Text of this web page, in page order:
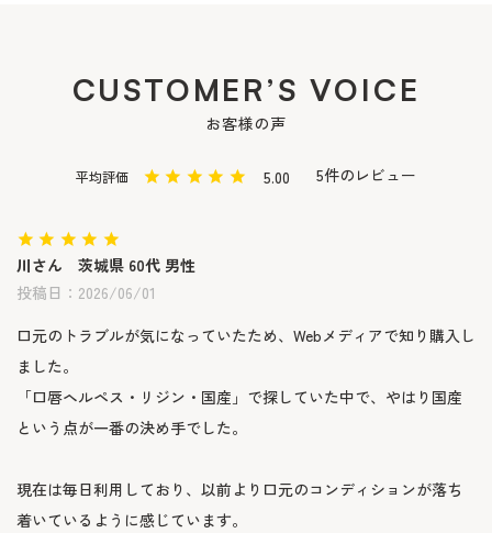
CUSTOMER’S VOICE
お客様の声
5.00 5
川 茨城県 60代 男性
投稿日
2026/06/01
口元のトラブルが気になっていたため、Webメディアで知り購入し
ました。
「口唇ヘルペス・リジン・国産」で探していた中で、やはり国産
という点が一番の決め手でした。
現在は毎日利用しており、以前より口元のコンディションが落ち
着いているように感じています。